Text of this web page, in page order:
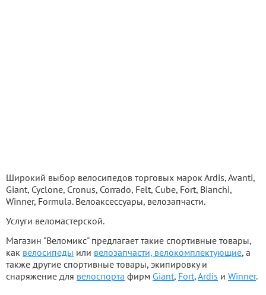
Широкий выбор велосипедов торговых марок Аrdis, Avanti,
Giant, Cyclone, Cronus, Corrado, Felt, Cube, Fort, Bianchi,
Winner, Formula. Велоаксессуары, велозапчасти.
Услуги веломастерской.
Магазин "Веломикс" предлагает такие спортивные товары,
как велосипеды или велозапчасти, велокомплектующие, а
также другие спортивные товары, экипировку и
снаряжение для велоспорта фирм Giant, Fort,Ardis и Winner.